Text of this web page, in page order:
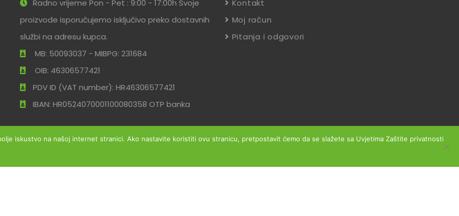
Radno vrijeme Pon - Pet : 9:00 - 17:00h Svoje
proizvode isporučujemo isključivo preko dostavnih
službi na adresu kupca.
MB: 50093037 - MIBPG: 231684
OIB: 46306577421
PDV ID (VAT number): HR46306577421
IBAN: HR0524070001100080358 OTP banka
Kontakt
Moj račun
Pitanja i odgovori
iskustvo na našoj internet stranici. Ako nastavite koristiti ovu stranicu, pretpostavit ćemo da se slažete sa Uvjetima Zaštite privatnosti